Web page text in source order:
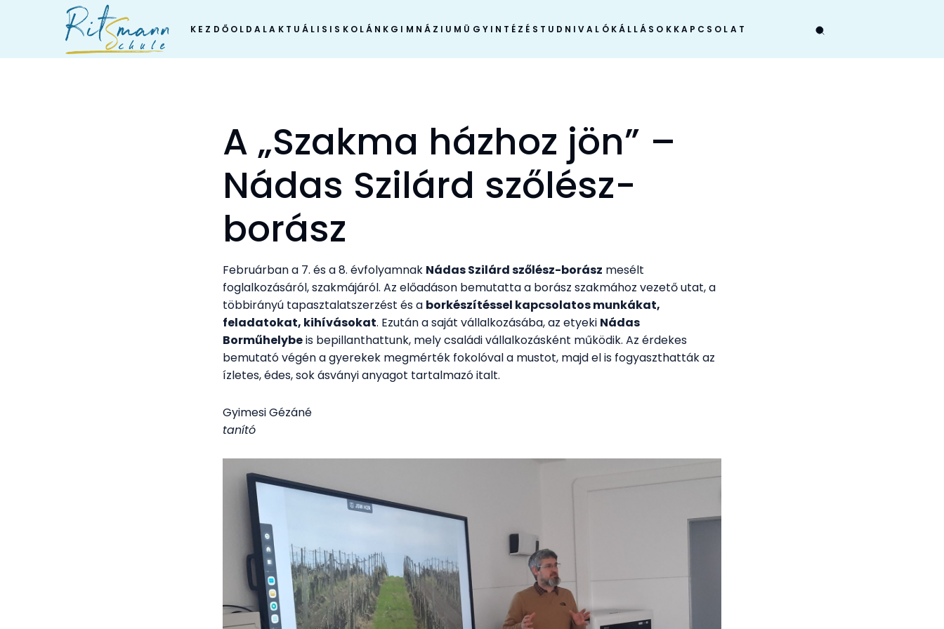
KEZDŐOLDALAKTUÁLIS ISKOLÁNK GIMNÁZIUM ÜGYINTÉZÉS TUDNIVALÓKÁLLÁSOK KAPCSOLAT
A „Szakma házhoz jön” –
Nádas Szilárd szőlész-
borász
Februárban a 7. és a 8. évfolyamnak Nádas Szilárd szőlész-borász mesélt
foglalkozásáról, szakmájáról. Az előadáson bemutatta a borász szakmához vezető utat, a
többirányú tapasztalatszerzést és a borkészítéssel kapcsolatos munkákat,
feladatokat, kihívásokat. Ezután a saját vállalkozásába, az etyeki Nádas
Borműhelybeis bepillanthattunk, mely családi vállalkozásként működik. Az érdekes
bemutató végén a gyerekek megmérték fokolóval a mustot, majd el is fogyaszthatták az
ízletes, édes, sok ásványi anyagot tartalmazó italt.
Gyimesi Gézáné
tanító